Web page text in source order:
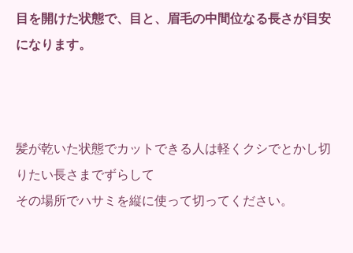
目を開けた状態で、目と、眉毛の中間位なる長さが目安
になります。
髪が乾いた状態でカットできる人は軽くクシでとかし切
りたい長さまでずらして
その場所でハサミを縦に使って切ってください。